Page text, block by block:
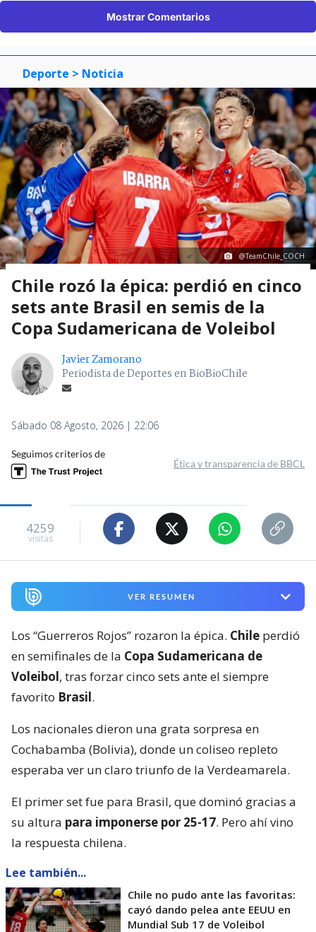
Mostrar Comentarios
Deporte > Noticia
@TeamChile_COCH
Chile rozó la épica: perdió en cinco
sets ante Brasil en semis de la
Copa Sudamericana de Voleibol
Javier Zamorano
Periodista de Deportes en BioBioChile
Sábado 08 Agosto, 2026 | 22:06
Seguimos criterios de
Ética y transparencia de BBCL
4259
visitas
VER RESUMEN
Los “Guerreros Rojos” rozaron la épica. Chile perdió
en semifinales de la Copa Sudamericana de
Voleibol, tras forzar cinco sets ante el siempre
favorito Brasil.
Los nacionales dieron una grata sorpresa en
Cochabamba (Bolivia), donde un coliseo repleto
esperaba ver un claro triunfo de la Verdeamarela.
El primer set fue para Brasil, que dominó gracias a
su altura para imponerse por 25-17. Pero ahí vino
la respuesta chilena.
Lee también...
Chile no pudo ante las favoritas:
cayó dando pelea ante EEUU en
Mundial Sub 17 de Voleibol